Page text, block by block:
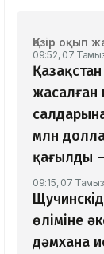
Қазір оқып
09:52, 07
млн
қағылды
09:15, 07
өліміне
дәмхана